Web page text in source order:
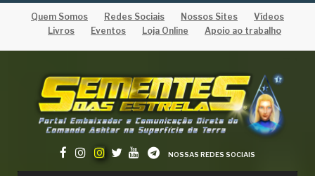
Quem Somos Redes Sociais Nossos Sites
Vídeos
Livros
Eventos Loja Online Apoio ao trabalho
NOSSAS REDES SOCIAIS